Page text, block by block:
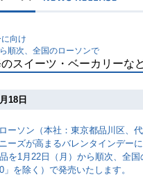
向け
順次、全国のローソンで
スイーツ・ベーカリーな
18日
ーソン（本社：東京都品川区、
ーズが高まるバレンタインデー
を1月22日（月）から順次、全
」を除く）で発売いたします。